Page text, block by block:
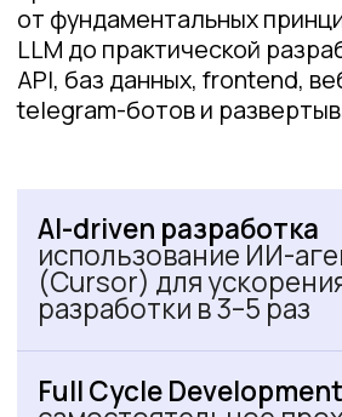
Работа с LLM
работа с облачными
провайдерами, агрегаторами,
локальными моделями
80% практики
Современный технологический
стек
Python, FastAPI, React/Next.js,
TypeScript
Docker, Docker Compose, CI/CD
на GitHub Actions, Observability